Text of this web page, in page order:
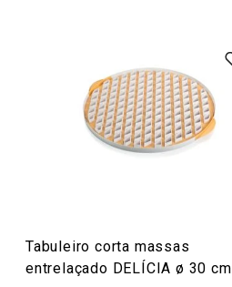
Tabuleiro corta massas
entrelaçado DELÍCIA ø 30 cm